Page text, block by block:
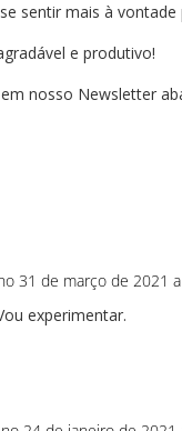
sentir mais à vontade
e produtivo!
nosso Newsletter
31 de março de 2021
experimentar.